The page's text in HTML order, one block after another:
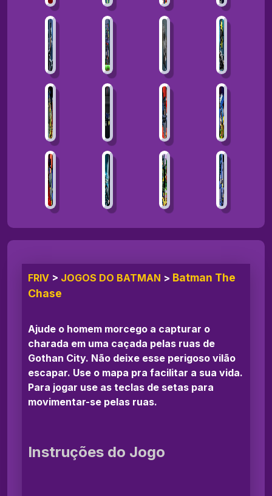
FRIV > JOGOS DO BATMAN > Batman The
Chase
Ajude o homem morcego a capturar o
charada em uma caçada pelas ruas de
Gothan City. Não deixe esse perigoso vilão
escapar. Use o mapa pra facilitar a sua vida.
Para jogar use as teclas de setas para
movimentar-se pelas ruas.
Instruções do Jogo